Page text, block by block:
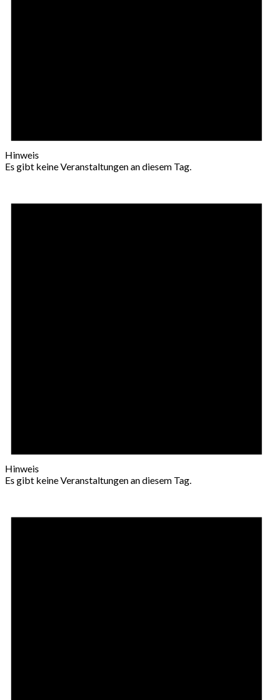
Hinweis
Es gibt keine Veranstaltungen an diesem Tag.
Hinweis
Es gibt keine Veranstaltungen an diesem Tag.